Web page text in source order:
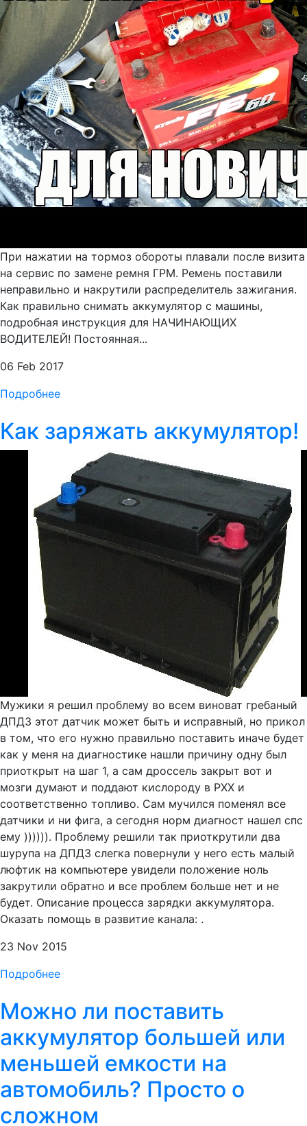
При нажатии на тормоз обороты плавали после визита
на сервис по замене ремня ГРМ. Ремень поставили
неправильно и накрутили распределитель зажигания.
Как правильно снимать аккумулятор с машины,
подробная инструкция для НАЧИНАЮЩИХ
ВОДИТЕЛЕЙ! Постоянная...
06 Feb 2017
Подробнее
Как заряжать аккумулятор!
Мужики я решил проблему во всем виноват гребаный
ДПДЗ этот датчик может быть и исправный, но прикол
в том, что его нужно правильно поставить иначе будет
как у меня на диагностике нашли причину одну был
приоткрыт на шаг 1, а сам дроссель закрыт вот и
мозги думают и поддают кислороду в РХХ и
соответственно топливо. Сам мучился поменял все
датчики и ни фига, а сегодня норм диагност нашел спс
ему )))))). Проблему решили так приоткрутили два
шурупа на ДПДЗ слегка повернули у него есть малый
люфтик на компьютере увидели положение ноль
закрутили обратно и все проблем больше нет и не
будет. Описание процесса зарядки аккумулятора.
Оказать помощь в развитие канала: .
23 Nov 2015
Подробнее
Можно ли поставить
аккумулятор большей или
меньшей емкости на
автомобиль? Просто о
сложном